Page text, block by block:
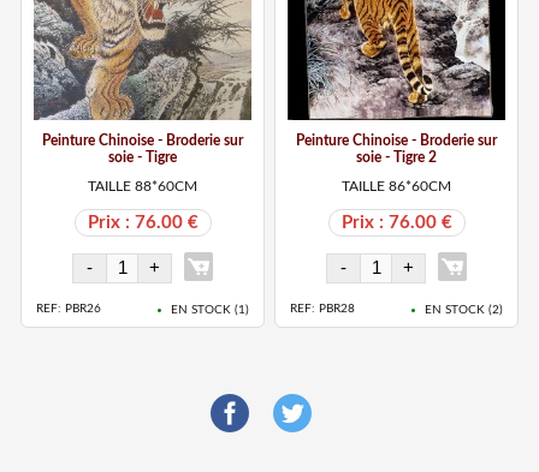
Peinture Chinoise - Broderie sur
soie - Tigre
TAILLE 88*60CM
Prix : 76.00 €
REF: PBR26 EN STOCK ( 1 )
Peinture Chinoise - Broderie sur
soie - Tigre 2
TAILLE 86*60CM
Prix : 76.00 €
REF: PBR28 EN STOCK (2)